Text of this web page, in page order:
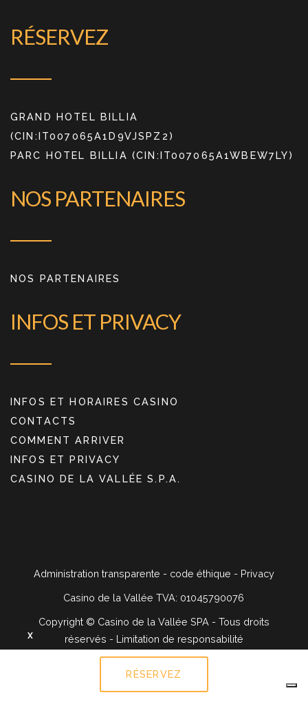
RÉSERVEZ
GRAND HOTEL BILLIA
(CIN:IT007065A1D9VJSPZ2)
PARC HOTEL BILLIA (CIN:IT007065A1WBEW7LY)
NOS PARTENAIRES
NOS PARTENAIRES
INFOS ET PRIVACY
INFOS ET HORAIRES CASINO
CONTACTS
COMMENT ARRIVER
INFOS ET PRIVACY
CASINO DE LA VALLÉE S.P.A.
Administration transparente - code éthique - Privacy
Casino de la Vallée TVA: 01045790076
Copyright © Casino de la Vallée SPA - Tous droits
réservés - Limitation de responsabilité
X
RÉSERVEZ